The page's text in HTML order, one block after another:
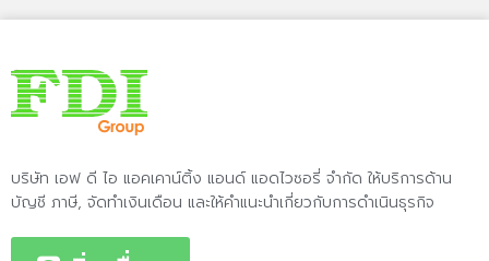
บริษัท เอฟ ดี ไอ แอคเคาน์ติ้ง แอนด์ แอดไวซอรี่ จำกัด ให้บริการด้าน
บัญชี ภาษี, จัดทำเงินเดือน และให้คำแนะนำเกี่ยวกับการดำเนินธุรกิจ